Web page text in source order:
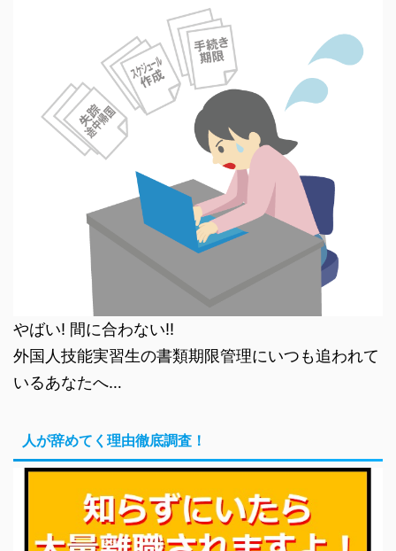
やばい! 間に合わない!!
外国人技能実習生の書類期限管理にいつも追われて
いるあなたへ…
人が辞めてく理由徹底調査！